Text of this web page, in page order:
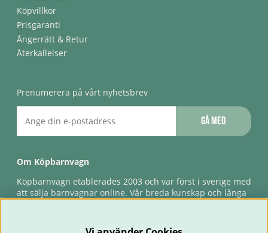
Köpvillkor
Prisgaranti
Ångerrätt & Retur
Återkallelser
Prenumerera på vårt nyhetsbrev
Gå med
Om Köpbarnvagn
Köpbarnvagn etablerades 2003 och var först i sverige med
att sälja barnvagnar online. Vår breda kunskap och långa
förlossningsgaranti & förlängd ångerrätt.